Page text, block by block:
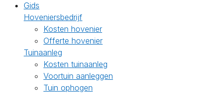
Gids
Hoveniersbedrijf
Kosten hovenier
Offerte hovenier
Tuinaanleg
Kosten tuinaanleg
Voortuin aanleggen
Tuin ophogen